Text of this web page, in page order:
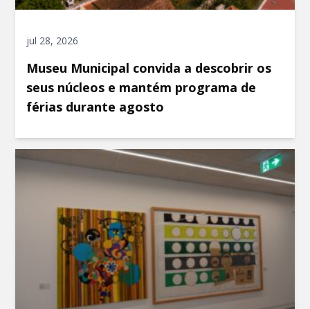
jul 28, 2026
Museu Municipal convida a descobrir os
seus núcleos e mantém programa de
férias durante agosto